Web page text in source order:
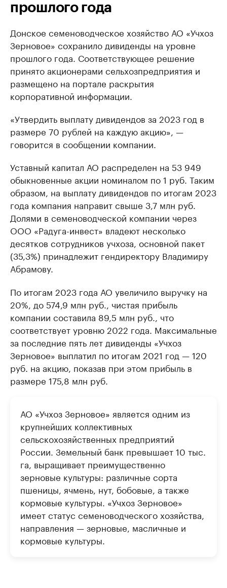
прошлого года
Донское семеноводческое хозяйство АО «Учхоз
Зерновое» сохранило дивиденды на уровне
прошлого года. Соответствующее решение
принято акционерами сельхозпредприятия и
размещено на портале раскрытия
корпоративной информации.
«Утвердить выплату дивидендов за 2023 год в
размере 70 рублей на каждую акцию», —
говорится в сообщении компании.
Уставный капитал АО распределен на 53 949
обыкновенные акции номиналом по 1 руб. Таким
образом, на выплату дивидендов по итогам 2023
года компания направит свыше 3,7 млн руб.
Долями в семеноводческой компании через
ООО «Радуга-инвест» владеют несколько
десятков сотрудников учхоза, основной пакет
(35,3%) принадлежит гендиректору Владимиру
Абрамову.
По итогам 2023 года АО увеличило выручку на
20%, до 574,9 млн руб., чистая прибыль
компании составила 89,5 млн руб., что
соответствует уровню 2022 года. Максимальные
за последние пять лет дивиденды «Учхоз
Зерновое» выплатил по итогам 2021 год — 120
руб. на акцию, показав при этом прибыль в
размере 175,8 млн руб.
АО «Учхоз Зерновое» является одним из
крупнейших коллективных
сельскохозяйственных предприятий
России. Земельный банк превышает 10 тыс.
га, выращивает преимущественно
зерновые культуры: различные сорта
пшеницы, ячмень, нут, бобовые, а также
кормовые культуры. «Учхоз Зерновое»
имеет статус семеноводческого хозяйства,
направления — зерновые, масличные и
кормовые культуры.